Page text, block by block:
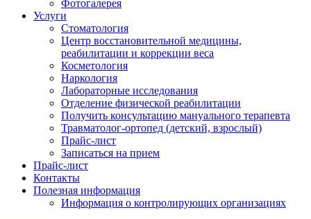
Фотогалерея
Услуги
Стоматология
Центр восстановительной медицины,
реабилитации и коррекции веса
Косметология
Наркология
Лабораторные исследования
Отделение физической реабилитации
Получить консультацию мануального терапевта
Травматолог-ортопед (детский, взрослый)
Прайс-лист
Записаться на прием
Прайс-лист
Контакты
Полезная информация
Информация о контролирующих организациях